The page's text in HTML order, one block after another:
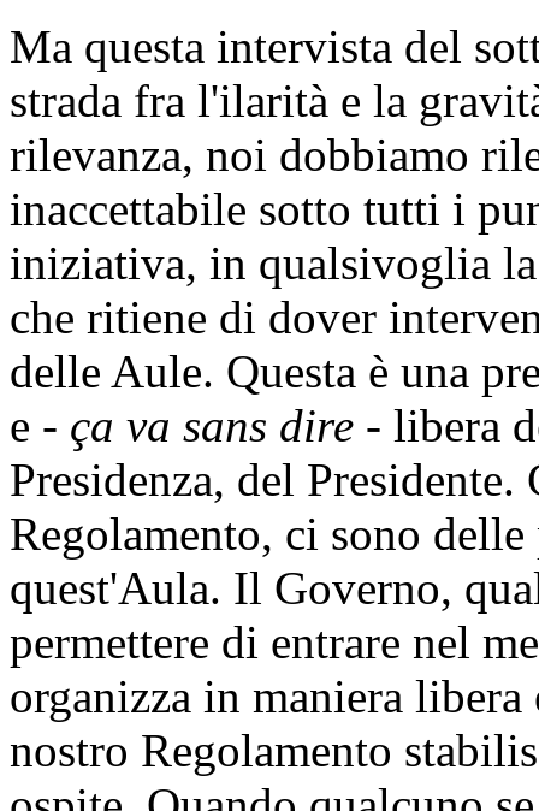
Ma questa intervista del
strada fra l'ilarità e la
rilevanza, noi dobbiamo
inaccettabile sotto tutti i
iniziativa, in qualsivoglia
che ritiene di dover
delle Aule. Questa è una
e - ça va sans dire - libera
Presidenza, del
Regolamento, ci sono
quest'Aula. Il Governo,
permettere di entrare nel
organizza in maniera
nostro Regolamento